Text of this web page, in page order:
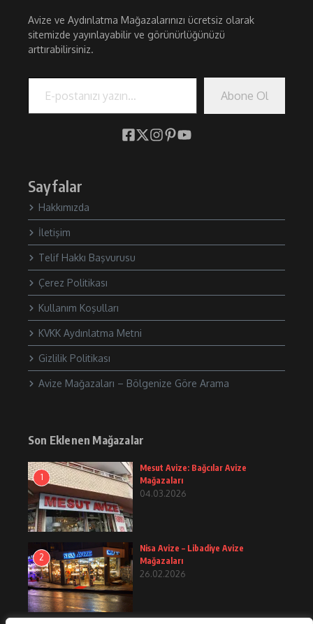
Avize ve Aydınlatma Mağazalarınızı ücretsiz olarak
sitemizde yayınlayabilir ve görünürlüğünüzü
arttırabilirsiniz.
E-postanızı yazın…
Abone Ol
Sayfalar
Hakkımızda
İletişim
Telif Hakkı Başvurusu
Çerez Politikası
Kullanım Koşulları
KVKK Aydınlatma Metni
Gizlilik Politikası
Avize Mağazaları – Bölgenize Göre Arama
Son Eklenen Mağazalar
1
Mesut Avize: Bağcılar Avize
Mağazaları
04.03.2026
2
Nisa Avize – Libadiye Avize
Mağazaları
26.02.2026